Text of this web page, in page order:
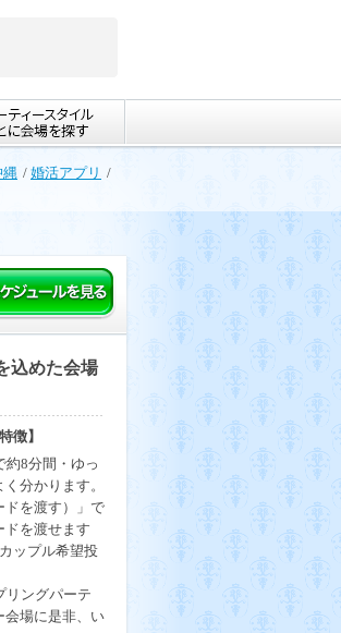
縄 / 婚活アプリ /
込めた会場
徴】
約8分間・ゆっ
分かります。
ドを渡す）」で
ドを渡せます
ップル希望投
リングパーテ
会場に是非、い